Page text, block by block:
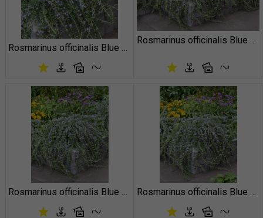
Rosmarinus officinalis Blue Cascade
Rosmarinus officinalis Blue Cascade
Rosmarinus officinalis Blue Cascade Rosmarinus officinalis Blue Cascade